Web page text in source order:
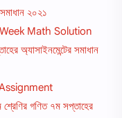
২০২১
Math Solution
অ্যাসাইনমেন্টের সমাধান
গণিত ৭ম সপ্তাহের